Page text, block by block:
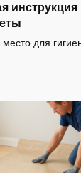
инструкция
для